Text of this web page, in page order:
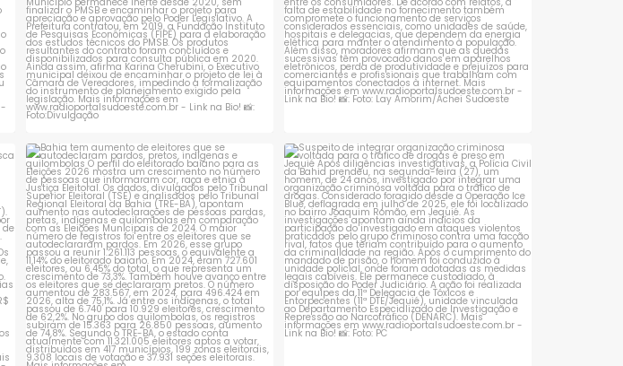
Bahia tem aumento de eleitores que se
autodeclaram...
1 0
Suspeito de integrar organização criminosa
voltada...
1 0